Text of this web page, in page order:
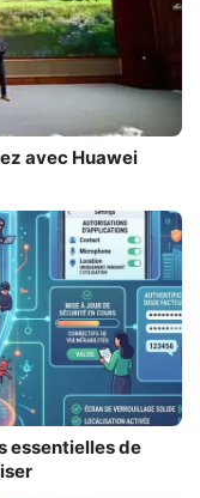
avec Huawei
essentielles de